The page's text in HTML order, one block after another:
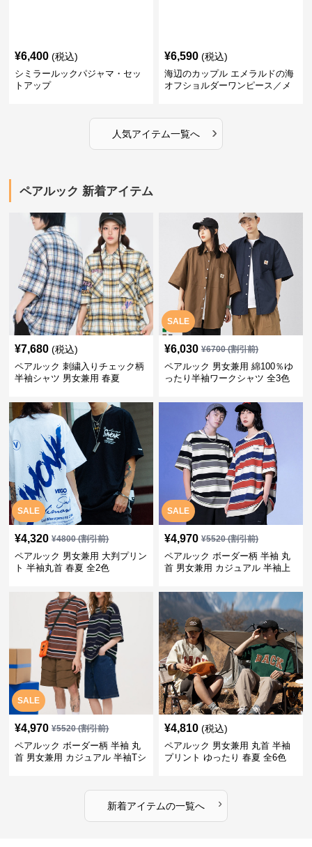
¥6,400 (税込)
シミラールックパジャマ・セッ
トアップ
¥6,590 (税込)
海辺のカップル エメラルドの海
オフショルダーワンピース／メ
人気アイテム一覧へ ›
ペアルック 新着アイテム
¥7,680 (税込)
ペアルック 刺繍入りチェック柄
半袖シャツ 男女兼用 春夏
SALE
¥6,030 ¥6700(割引前)
ペアルック 男女兼用 綿100％ゆ
ったり半袖ワークシャツ 全3色
SALE
¥4,320 ¥4800(割引前)
ペアルック 男女兼用 大判プリン
ト 半袖丸首 春夏 全2色
SALE
¥4,970 ¥5520(割引前)
ペアルック ボーダー柄 半袖 丸
首 男女兼用 カジュアル 半袖上
SALE
¥4,970 ¥5520(割引前)
ペアルック ボーダー柄 半袖 丸
首 男女兼用 カジュアル 半袖Tシ
¥4,810 (税込)
ペアルック 男女兼用 丸首 半袖
プリント ゆったり 春夏 全6色
新着アイテムの一覧へ ›